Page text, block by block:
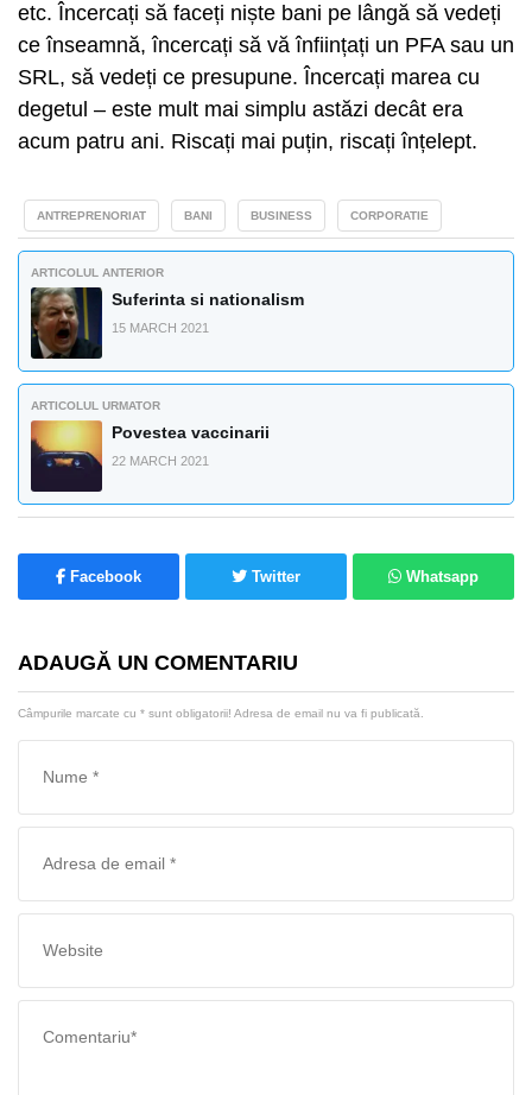
etc. Încercați să faceți niște bani pe lângă să vedeți
ce înseamnă, încercați să vă înființați un PFA sau un
SRL, să vedeți ce presupune. Încercați marea cu
degetul – este mult mai simplu astăzi decât era
acum patru ani. Riscați mai puțin, riscați înțelept.
ANTREPRENORIAT BANI BUSINESS CORPORATIE
ARTICOLUL ANTERIOR
Suferinta si nationalism
15 MARCH 2021
ARTICOLUL URMATOR
Povestea vaccinarii
22 MARCH 2021
Facebook Twitter Whatsapp
ADAUGĂ UN COMENTARIU
Câmpurile marcate cu * sunt obligatorii! Adresa de email nu va fi publicată.